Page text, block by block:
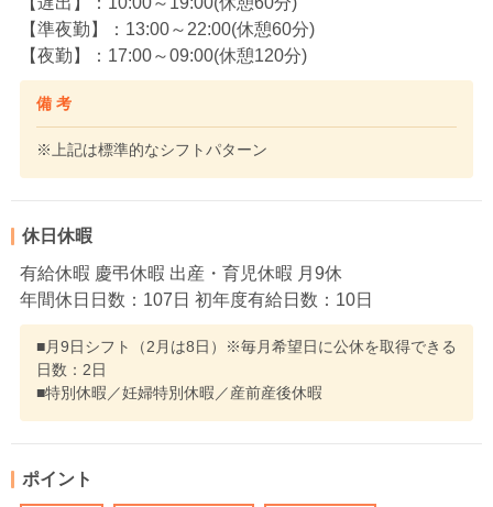
【準夜勤】：13:00～22:00(休憩60分)
【夜勤】：17:00～09:00(休憩120分)
備 考
※上記は標準的なシフトパターン
休日休暇
有給休暇 慶弔休暇 出産・育児休暇 月9休
年間休日日数：107日 初年度有給日数：10日
■月9日シフト（2月は8日）※毎月希望日に公休を取得できる
日数：2日
■特別休暇／妊婦特別休暇／産前産後休暇
ポイント